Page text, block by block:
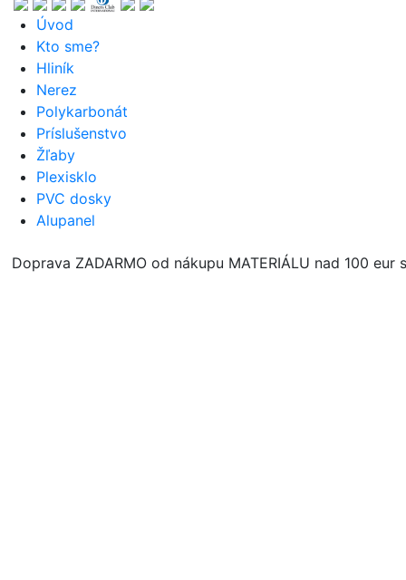
Úvod
Kto sme?
Hliník
Nerez
Polykarbonát
Príslušenstvo
Žľaby
Plexisklo
PVC dosky
Alupanel
Doprava ZADARMO od nákupu MATERIÁLU nad 100